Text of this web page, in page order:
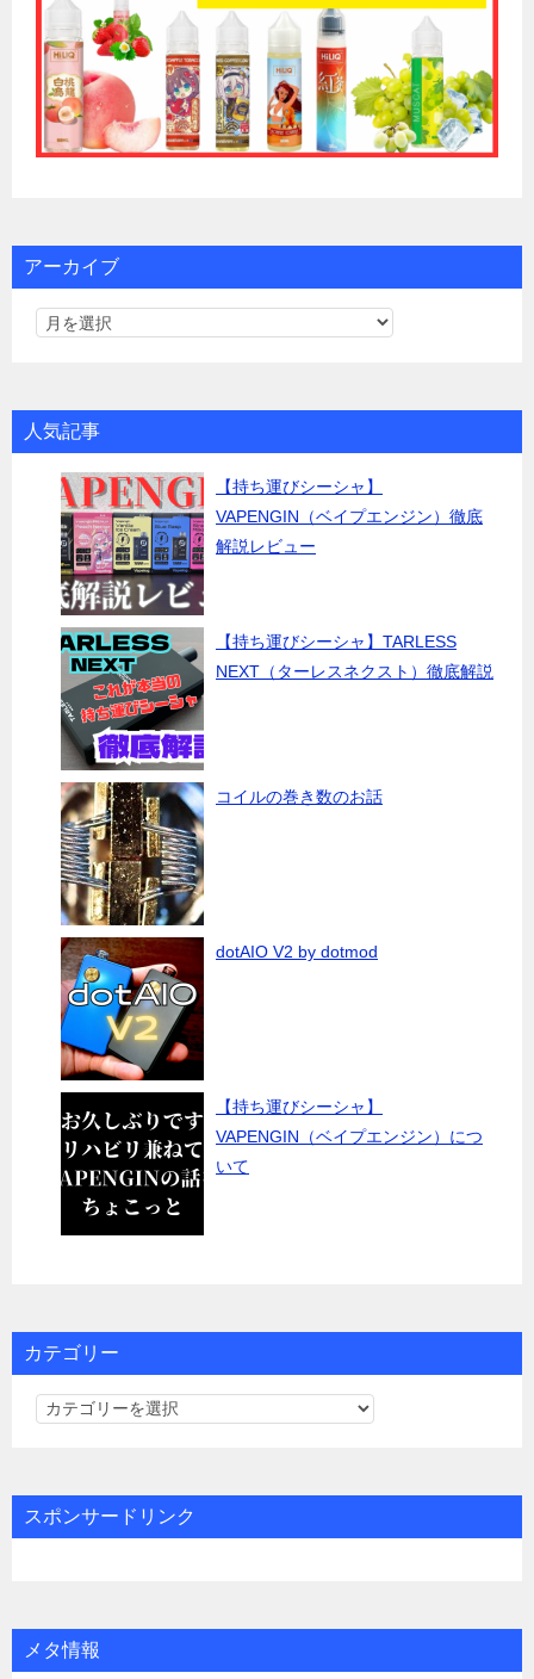
アーカイブ
人気記事
【持ち運びシーシャ】
VAPENGIN（ベイプエンジン）徹底
解説レビュー
【持ち運びシーシャ】TARLESS
NEXT（ターレスネクスト）徹底解説
コイルの巻き数のお話
dotAIO V2 by dotmod
【持ち運びシーシャ】
VAPENGIN（ベイプエンジン）につ
いて
カテゴリー
カ
リ
ー
スポンサードリンク
メタ情報